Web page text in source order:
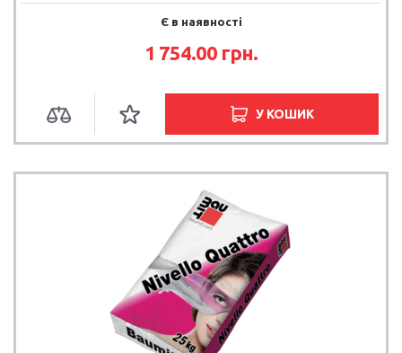
Є в наявності
1 754.00 грн.
У КОШИК